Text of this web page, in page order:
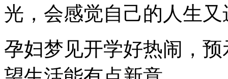
光，会感觉自己的人生
孕妇梦见开学好热闹，